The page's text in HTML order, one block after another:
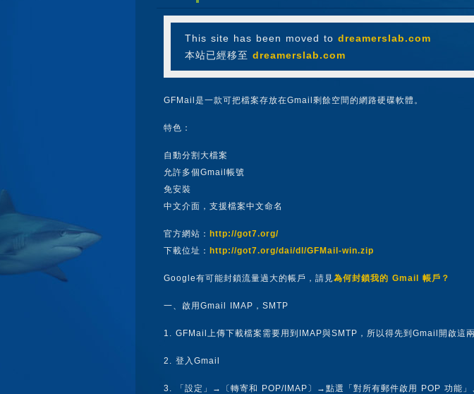
This site has been moved to dreamerslab.com
本站已經移至 dreamerslab.com
GFMail是一款可把檔案存放在Gmail剩餘空間的網路硬碟軟體。
特色：
自動分割大檔案
允許多個Gmail帳號
免安裝
中文介面，支援檔案中文命名
官方網站： http://got7.org/
下載位址： http://got7.org/dai/dl/GFMail-win.zip
Google有可能封鎖流量過大的帳戶，請見為何封鎖我的 Gmail 帳戶？
一、啟用Gmail IMAP，SMTP
1. GFMail上傳下載檔案需要用到IMAP與SMTP，所以得先到Gmail開啟這兩
2. 登入Gmail
3. 「設定」→〔轉寄和 POP/IMAP〕→點選「對所有郵件啟用 POP 功能